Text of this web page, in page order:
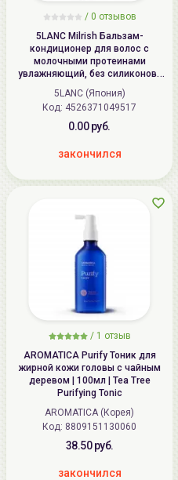
/ 0 отзывов
5LANC Milrish Бальзам-
кондиционер для волос с
молочными протеинами
увлажняющий, без силиконов |
500мл | Milrish Moist Treatment
5LANC (Япония)
Код: 4526371049517
0.00 руб.
закончился
/ 1 отзыв
AROMATICA Purify Тоник для
жирной кожи головы с чайным
деревом | 100мл | Tea Tree
Purifying Tonic
AROMATICA (Корея)
Код: 8809151130060
38.50 руб.
закончился